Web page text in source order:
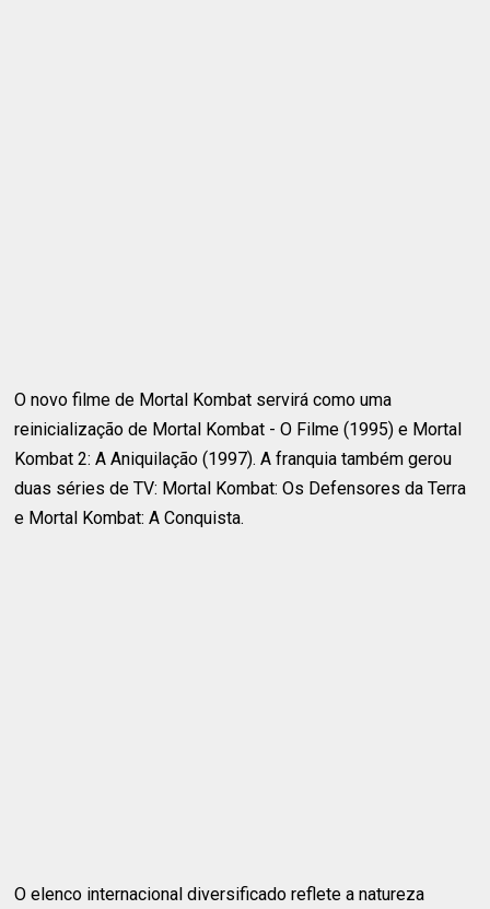
O novo filme de Mortal Kombat servirá como uma
reinicialização de Mortal Kombat - O Filme (1995) e Mortal
Kombat 2: A Aniquilação (1997). A franquia também gerou
duas séries de TV: Mortal Kombat: Os Defensores da Terra
e Mortal Kombat: A Conquista.
O elenco internacional diversificado reflete a natureza